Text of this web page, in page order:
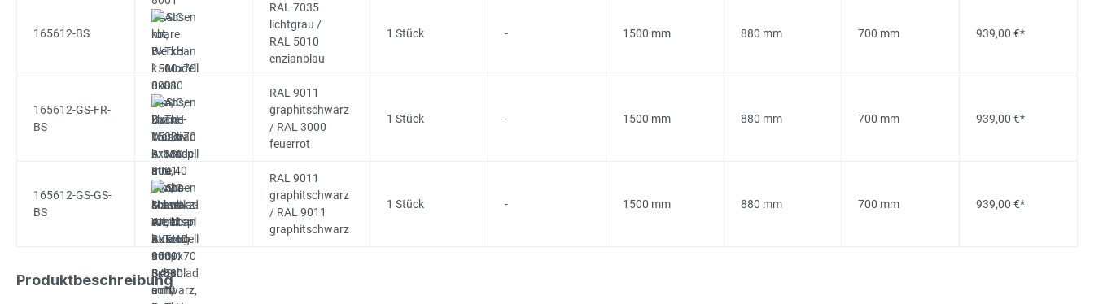
165612-BS
RAL 7035
lichtgrau /
RAL 5010
enzianblau
1 Stück - 1500 mm 880 mm 700 mm 939,00 €*
165612-GS-FR-
BS
RAL 9011
graphitschwarz
/ RAL 3000
feuerrot
1 Stück - 1500 mm 880 mm 700 mm 939,00 €*
165612-GS-GS-
BS
RAL 9011
graphitschwarz
/ RAL 9011
graphitschwarz
1 Stück - 1500 mm 880 mm 700 mm 939,00 €*
Produktbeschreibung